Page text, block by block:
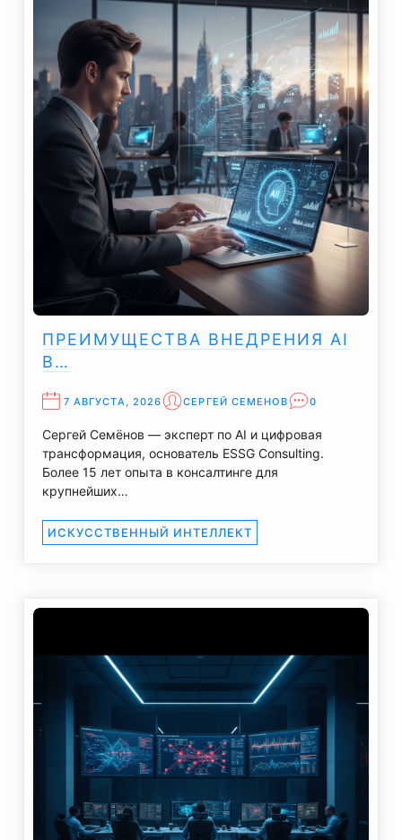
ПРЕИМУЩЕСТВА ВНЕДРЕНИЯ AI
В…
7 АВГУСТА, 2026 СЕРГЕЙ СЕМЕНОВ 0
Сергей Семёнов — эксперт по AI и цифровая
трансформация, основатель ESSG Consulting.
Более 15 лет опыта в консалтинге для
крупнейших…
ИСКУССТВЕННЫЙ ИНТЕЛЛЕКТ